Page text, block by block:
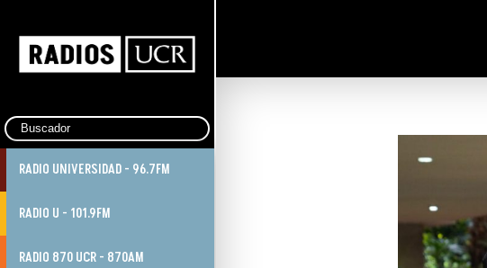
RADIO UNIVERSIDAD - 96.7FM
RADIO U - 101.9FM
RADIO 870 UCR - 870AM